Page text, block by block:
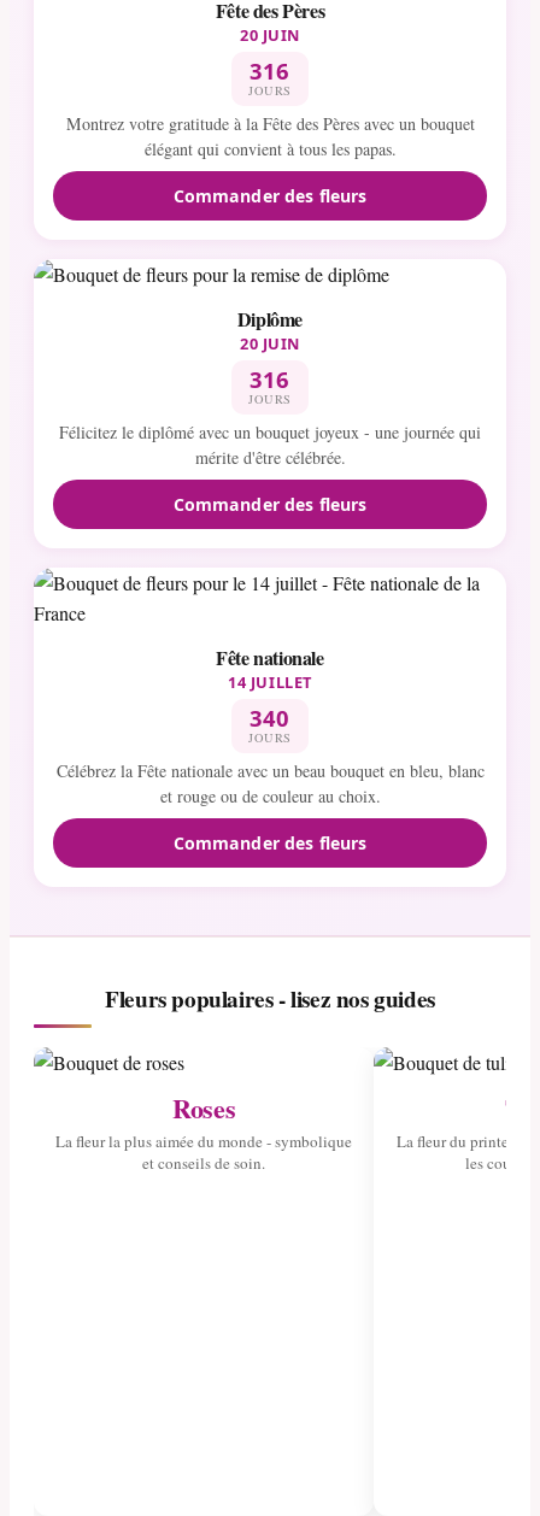
Fête des Pères
20 JUIN
316
JOURS
Montrez votre gratitude à la Fête des Pères avec un bouquet
élégant qui convient à tous les papas.
Commander des fleurs
Diplôme
20 JUIN
316
JOURS
Félicitez le diplômé avec un bouquet joyeux - une journée qui
mérite d'être célébrée.
Commander des fleurs
Fête nationale
14 JUILLET
340
JOURS
Célébrez la Fête nationale avec un beau bouquet en bleu, blanc
et rouge ou de couleur au choix.
Commander des fleurs
Fleurs populaires - lisez nos guides
Roses
La fleur la plus aimée du monde - symbolique
et conseils de soin.
La fleur du
les